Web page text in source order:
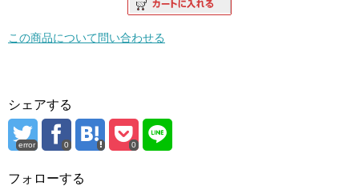
この商品について問い合わせる
シェアする
error 0 0
フォローする